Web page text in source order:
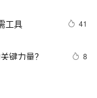
工具 41
键力量？ 8